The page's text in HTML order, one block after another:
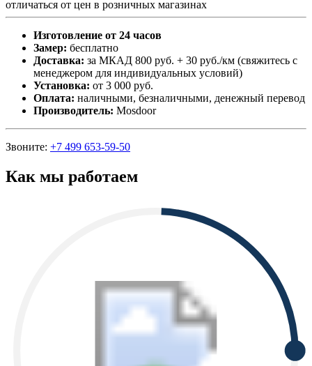
отличаться от цен в розничных магазинах
Изготовление от 24 часов
Замер: бесплатно
Доставка: за МКАД 800 руб. + 30 руб./км (свяжитесь с
менеджером для индивидуальных условий)
Установка: от 3 000 руб.
Оплата: наличными, безналичными, денежный перевод
Производитель: Mosdoor
Звоните: +7 499 653-59-50
Как мы работаем